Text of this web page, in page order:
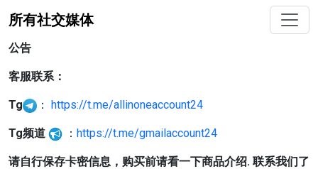
所有社交媒体
公告
客服联系：
Tg ： https://t.me/allinoneaccount24
Tg频道 ： https://t.me/gmailaccount24
请自行保存卡密信息，购买前请看一下商品介绍. 联系我们了